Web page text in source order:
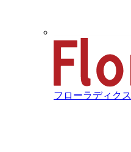
フローラディクス